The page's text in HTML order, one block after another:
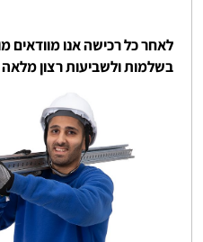
לאחר כל רכישה אנו מוודאים
בשלמות ולשביעות רצון